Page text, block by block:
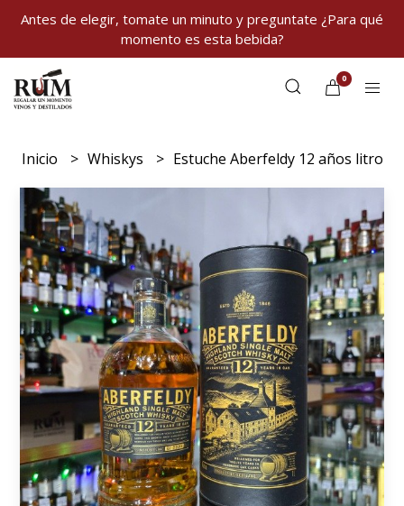
Antes de elegir, tomate un minuto y preguntate ¿Para qué
momento es esta bebida?
0
Inicio Whiskys Estuche Aberfeldy 12 años litro